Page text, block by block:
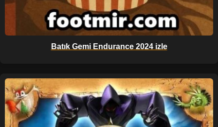
Batık Gemi Endurance 2024 izle